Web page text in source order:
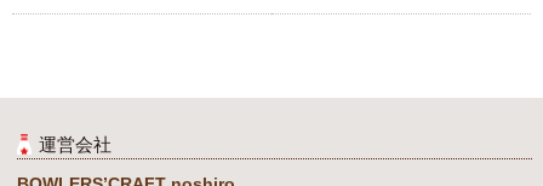
運営会社